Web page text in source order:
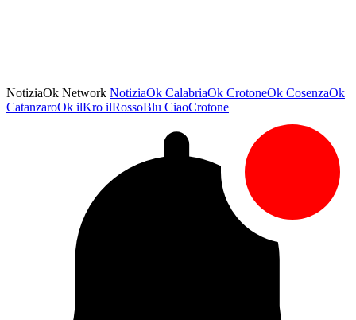
NotiziaOk Network NotiziaOk CalabriaOk CrotoneOk CosenzaOk
CatanzaroOk ilKro ilRossoBlu CiaoCrotone